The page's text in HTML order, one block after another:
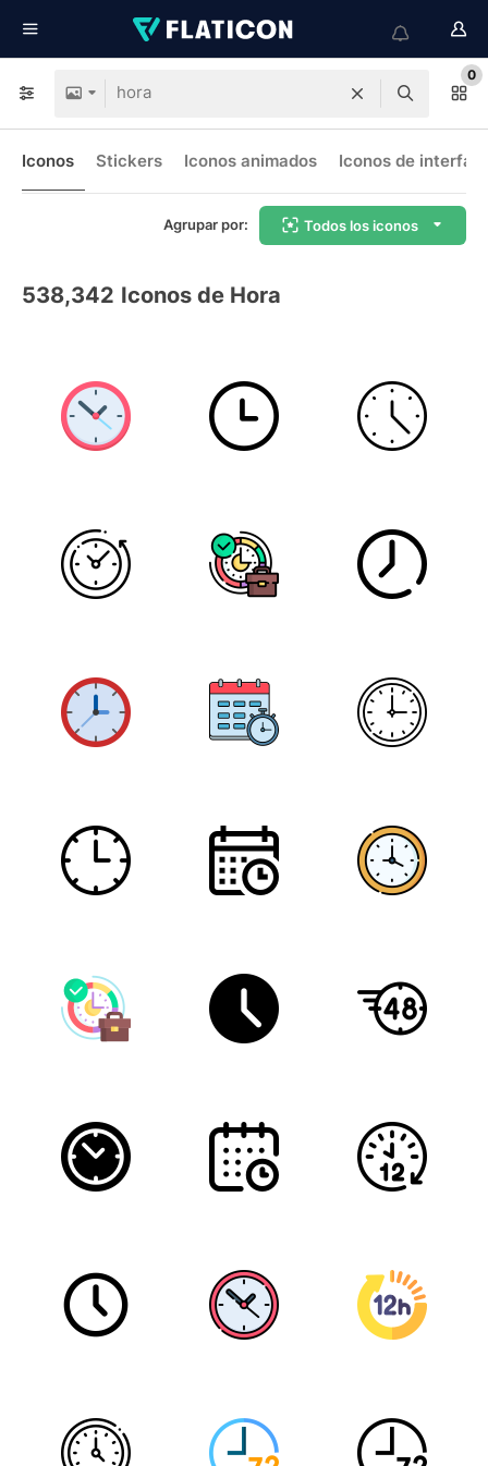
0
Iconos Stickers Iconos animados Iconos de interfaz
Agrupar por: Todos los iconos
538,342 Iconos de Hora